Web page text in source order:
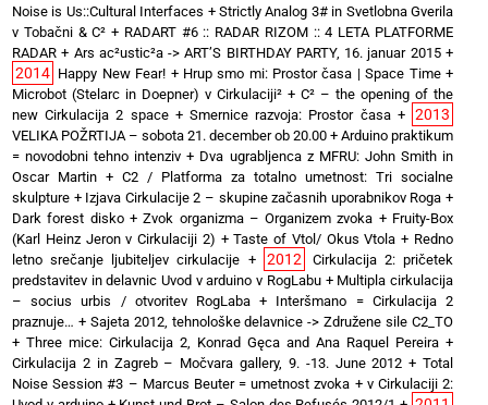
Noise is Us::Cultural Interfaces +Strictly Analog 3# in Svetlobna Gverila
v Tobačni & C² + RADART #6 :: RADAR RIZOM :: 4 LETA PLATFORME
RADAR + Ars ac²ustic²a -> ART’S BIRTHDAY PARTY, 16. januar 2015+
2014 Happy New Fear! + Hrup smo mi: Prostor časa | Space Time+
Microbot (Stelarc in Doepner) v Cirkulaciji² + C² – the opening of the
new Cirkulacija 2 space+Smernice razvoja: Prostor časa+ 2013
VELIKA POŽRTIJA – sobota 21. december ob 20.00 + Arduino praktikum
= novodobni tehno intenziv + Dva ugrabljenca z MFRU: John Smith in
Oscar Martin + C2 / Platforma za totalno umetnost: Tri socialne
skulpture + Izjava Cirkulacije 2 – skupine začasnih uporabnikov Roga +
Dark forest disko+Zvok organizma – Organizem zvoka + Fruity-Box
(Karl Heinz Jeron v Cirkulaciji 2) +Taste of Vtol/ Okus Vtola + Redno
letno srečanje ljubiteljev cirkulacije + 2012
Cirkulacija 2: pričetek
predstavitev in delavnic Uvod v arduino v RogLabu+ Multipla cirkulacija
– socius urbis / otvoritev RogLaba + Interšmano = Cirkulacija 2
praznuje… + Sajeta 2012, tehnološke delavnice -> Združene sile C2_TO
+ Three mice: Cirkulacija 2, Konrad Gęca and Ana Raquel Pereira +
Cirkulacija 2 in Zagreb – Močvara gallery, 9. -13. June 2012 +Total
Noise Session #3 – Marcus Beuter = umetnost zvoka + v Cirkulaciji 2: